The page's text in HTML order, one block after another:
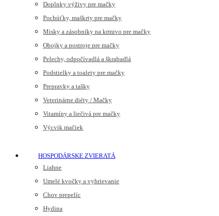
Doplnky výživy pre mačky
Pochúťky, maškrty pre mačky
Misky a zásobníky na krmivo pre mačky
Obojky a postroje pre mačky
Pelechy, odpočívadlá a škrabadlá
Podstielky a toalety pre mačky
Prepravky a tašky
Veterinárne diéty / Mačky
Vitamíny a liečivá pre mačky
Výcvik mačiek
HOSPODÁRSKE ZVIERATÁ
Liahne
Umelé kvočky a vyhrievanie
Chov prepelíc
Hydina